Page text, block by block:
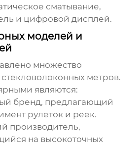
сматывание,
и цифровой дисплей.
моделей и
множество
стекловолоконных метров.
являются:
бренд, предлагающий
рулеток и реек.
производитель,
на высокоточных